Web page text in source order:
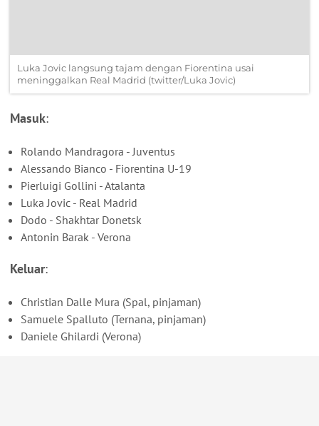
Luka Jovic langsung tajam dengan Fiorentina usai
meninggalkan Real Madrid (twitter/Luka Jovic)
Masuk:
Rolando Mandragora - Juventus
Alessando Bianco - Fiorentina U-19
Pierluigi Gollini - Atalanta
Luka Jovic - Real Madrid
Dodo - Shakhtar Donetsk
Antonin Barak - Verona
Keluar:
Christian Dalle Mura (Spal, pinjaman)
Samuele Spalluto (Ternana, pinjaman)
Daniele Ghilardi (Verona)